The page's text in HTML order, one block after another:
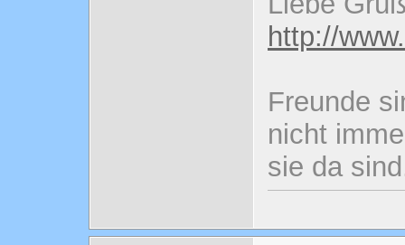
http://
Freunde
nicht
sie da